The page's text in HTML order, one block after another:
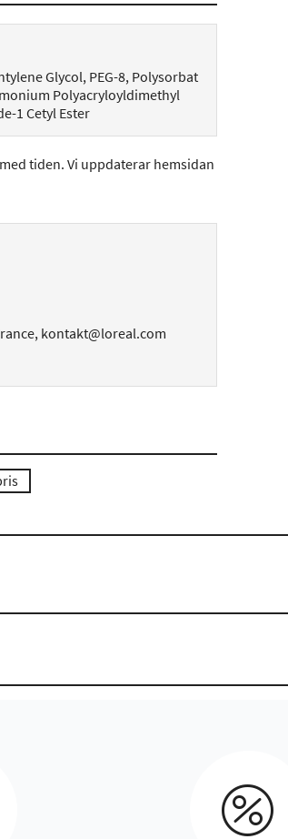
Glycol, PEG-8, Polysorbat
Polyacryloyldimethyl
1 Cetyl Ester
tiden. Vi uppdaterar hemsidan
kontakt@loreal.com